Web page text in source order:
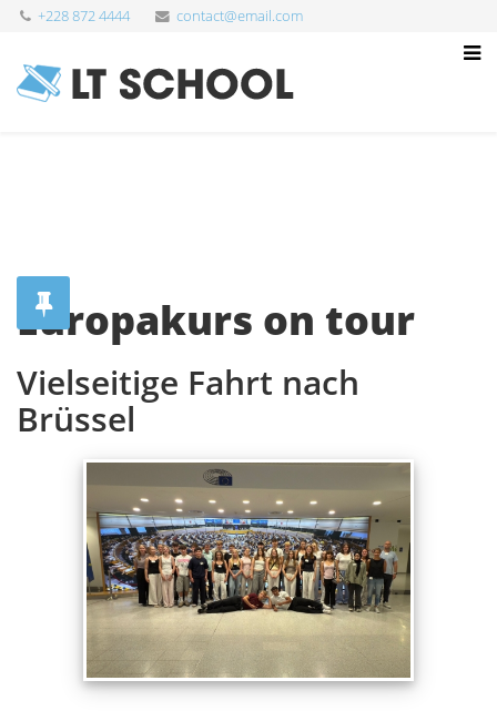
+228 872 4444 contact@email.com
Europakurs on tour
Vielseitige Fahrt nach
Brüssel